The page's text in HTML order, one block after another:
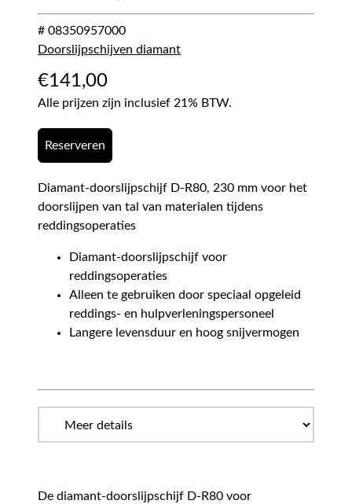
# 08350957000
Doorslijpschijven diamant
€141,00
Alle prijzen zijn inclusief 21% BTW.
Reserveren
Diamant-doorslijpschijf D-R80, 230 mm voor het
doorslijpen van tal van materialen tijdens
reddingsoperaties
Diamant-doorslijpschijf voor
reddingsoperaties
Alleen te gebruiken door speciaal opgeleid
reddings- en hulpverleningspersoneel
Langere levensduur en hoog snijvermogen
De diamant-doorslijpschijf D-R80 voor